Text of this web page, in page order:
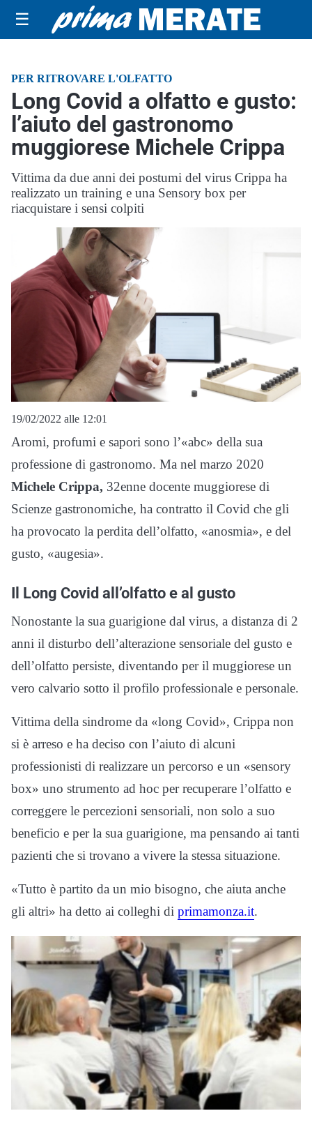
☰
PER RITROVARE L'OLFATTO
Long Covid a olfatto e gusto:
l’aiuto del gastronomo
muggiorese Michele Crippa
Vittima da due anni dei postumi del virus Crippa ha
realizzato un training e una Sensory box per
riacquistare i sensi colpiti
19/02/2022 alle 12:01
Aromi, profumi e sapori sono l’«abc» della sua
professione di gastronomo. Ma nel marzo 2020
Michele Crippa, 32enne docente muggiorese di
Scienze gastronomiche, ha contratto il Covid che gli
ha provocato la perdita dell’olfatto, «anosmia», e del
gusto, «augesia».
Il Long Covid all’olfatto e al gusto
Nonostante la sua guarigione dal virus, a distanza di 2
anni il disturbo dell’alterazione sensoriale del gusto e
dell’olfatto persiste, diventando per il muggiorese un
vero calvario sotto il profilo professionale e personale.
Vittima della sindrome da «long Covid», Crippa non
si è arreso e ha deciso con l’aiuto di alcuni
professionisti di realizzare un percorso e un «sensory
box» uno strumento ad hoc per recuperare l’olfatto e
correggere le percezioni sensoriali, non solo a suo
beneficio e per la sua guarigione, ma pensando ai tanti
pazienti che si trovano a vivere la stessa situazione.
«Tutto è partito da un mio bisogno, che aiuta anche
gli altri» ha detto ai colleghi di primamonza.it.